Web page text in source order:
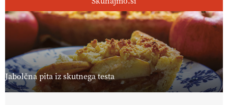
Jabolčna pita iz skutnega testa